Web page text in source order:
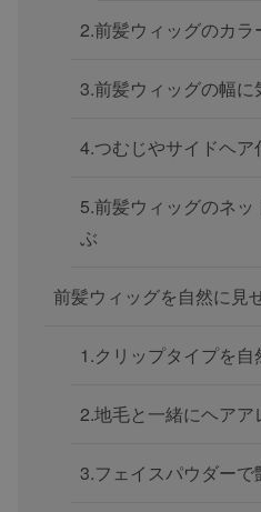
2.前髪ウィッグのカラ
3.前髪ウィッグの幅に
4.つむじやサイドヘア
5.前髪ウィッグのネ
ぶ
前髪ウィッグを自然に見
1.クリップタイプを
2.地毛と一緒にヘアア
3.フェイスパウダーで